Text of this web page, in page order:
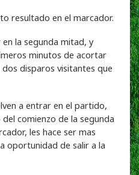
resultado en el marcador.
la segunda mitad, y
minutos de acortar
dos disparos visitantes que
a entrar en el partido,
comienzo de la segunda
les hace ser mas
oportunidad de salir a la